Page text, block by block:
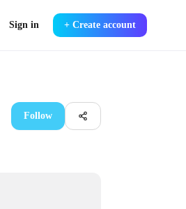
Sign in + Create account
Follow